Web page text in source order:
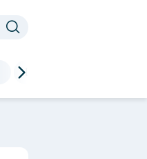
Die besten Sprüche